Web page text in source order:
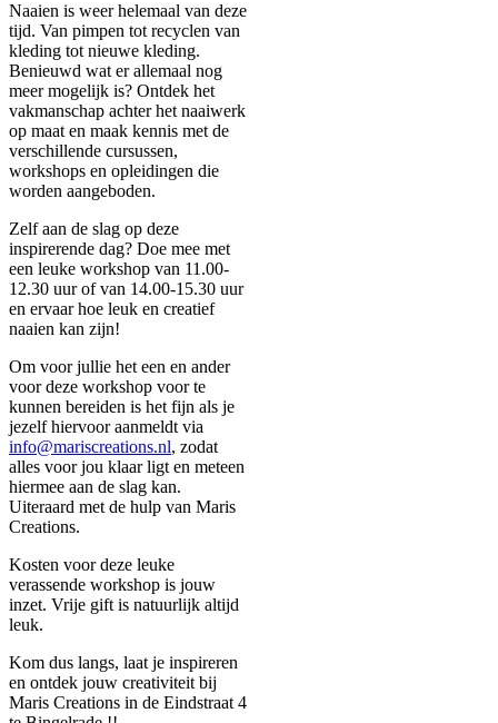
Naaien is weer helemaal van deze
tijd. Van pimpen tot recyclen van
kleding tot nieuwe kleding.
Benieuwd wat er allemaal nog
meer mogelijk is? Ontdek het
vakmanschap achter het naaiwerk
op maat en maak kennis met de
verschillende cursussen,
workshops en opleidingen die
worden aangeboden.
Zelf aan de slag op deze
inspirerende dag? Doe mee met
een leuke workshop van 11.00-
12.30 uur of van 14.00-15.30 uur
en ervaar hoe leuk en creatief
naaien kan zijn!
Om voor jullie het een en ander
voor deze workshop voor te
kunnen bereiden is het fijn als je
jezelf hiervoor aanmeldt via
info@mariscreations.nl, zodat
alles voor jou klaar ligt en meteen
hiermee aan de slag kan.
Uiteraard met de hulp van Maris
Creations.
Kosten voor deze leuke
verassende workshop is jouw
inzet. Vrije gift is natuurlijk altijd
leuk.
Kom dus langs, laat je inspireren
en ontdek jouw creativiteit bij
Maris Creations in de Eindstraat 4